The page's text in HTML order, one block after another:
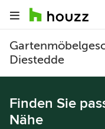
Diestedde
Finden Sie
Nähe